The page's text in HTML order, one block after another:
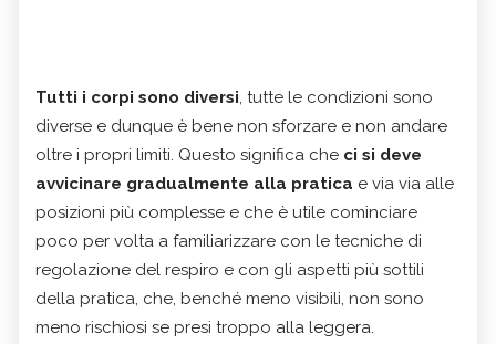
Tutti i corpi sono diversi, tutte le condizioni sono
diverse e dunque è bene non sforzare e non andare
oltre i propri limiti. Questo significa che ci si deve
avvicinare gradualmente alla pratica e via via alle
posizioni più complesse e che è utile cominciare
poco per volta a familiarizzare con le tecniche di
regolazione del respiro e con gli aspetti più sottili
della pratica, che, benché meno visibili, non sono
meno rischiosi se presi troppo alla leggera.